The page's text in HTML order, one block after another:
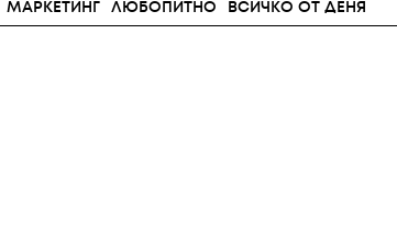
МАРКЕТИНГ ЛЮБОПИТНО ВСИЧКО ОТ ДЕНЯ